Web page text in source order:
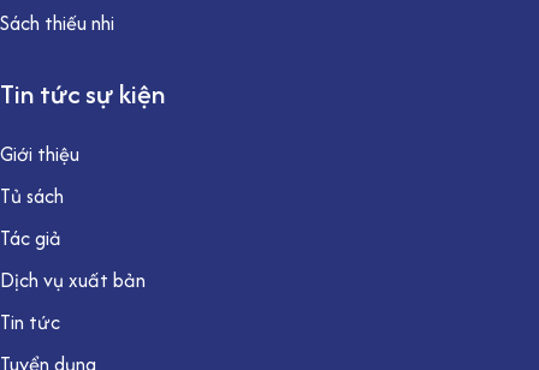
Sách thiếu nhi
Tin tức sự kiện
Giới thiệu
Tủ sách
Tác giả
Dịch vụ xuất bản
Tin tức